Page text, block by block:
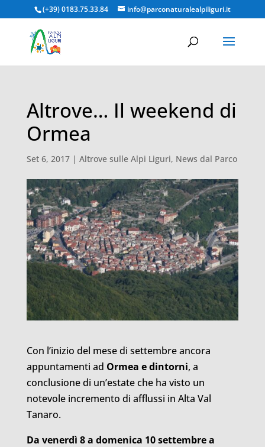
(+39) 0183.75.33.84 info@parconaturalealpiliguri.it
Altrove… Il weekend di
Ormea
Set 6, 2017| Altrove sulle Alpi Liguri, News dal Parco
Con l’inizio del mese di settembre ancora
appuntamenti ad Ormea e dintorni, a
conclusione di un’estate che ha visto un
notevole incremento di afflussi in Alta Val
Tanaro.
Da venerdì 8 a domenica 10 settembre a